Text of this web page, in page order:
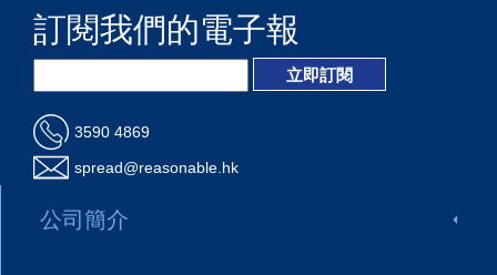
訂閱我們的電子報
3590 4869
spread@reasonable.hk
公司簡介